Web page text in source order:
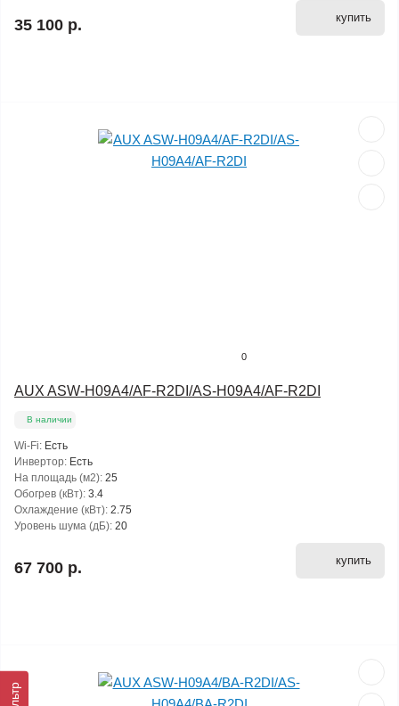
35 100 р. купить
0
AUX ASW-H09A4/AF-R2DI/AS-H09A4/AF-R2DI
В наличии
Wi-Fi: Есть
Инвертор: Есть
На площадь (м2): 25
Обогрев (кВт): 3.4
Охлаждение (кВт): 2.75
Уровень шума (дБ): 20
67 700 р. купить